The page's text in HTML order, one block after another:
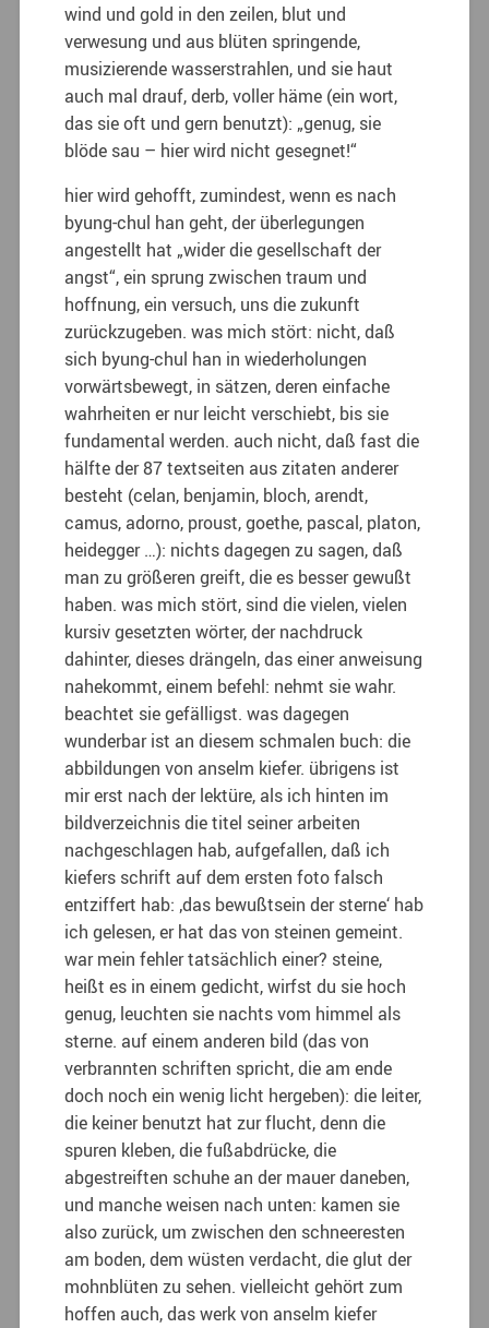
wind und gold in den zeilen, blut und
verwesung und aus blüten springende,
musizierende wasserstrahlen, und sie haut
auch mal drauf, derb, voller häme (ein wort,
das sie oft und gern benutzt): „genug, sie
blöde sau – hier wird nicht gesegnet!“
hier wird gehofft, zumindest, wenn es nach
byung-chul han geht, der überlegungen
angestellt hat „wider die gesellschaft der
angst“, ein sprung zwischen traum und
hoffnung, ein versuch, uns die zukunft
zurückzugeben. was mich stört: nicht, daß
sich byung-chul han in wiederholungen
vorwärtsbewegt, in sätzen, deren einfache
wahrheiten er nur leicht verschiebt, bis sie
fundamental werden. auch nicht, daß fast die
hälfte der 87 textseiten aus zitaten anderer
besteht (celan, benjamin, bloch, arendt,
camus, adorno, proust, goethe, pascal, platon,
heidegger …): nichts dagegen zu sagen, daß
man zu größeren greift, die es besser gewußt
haben. was mich stört, sind die vielen, vielen
kursiv gesetzten wörter, der nachdruck
dahinter, dieses drängeln, das einer anweisung
nahekommt, einem befehl: nehmt sie wahr.
beachtet sie gefälligst. was dagegen
wunderbar ist an diesem schmalen buch: die
abbildungen von anselm kiefer. übrigens ist
mir erst nach der lektüre, als ich hinten im
bildverzeichnis die titel seiner arbeiten
nachgeschlagen hab, aufgefallen, daß ich
kiefers schrift auf dem ersten foto falsch
entziffert hab: ‚das bewußtsein der sterne‘ hab
ich gelesen, er hat das von steinen gemeint.
war mein fehler tatsächlich einer? steine,
heißt es in einem gedicht, wirfst du sie hoch
genug, leuchten sie nachts vom himmel als
sterne. auf einem anderen bild (das von
verbrannten schriften spricht, die am ende
doch noch ein wenig licht hergeben): die leiter,
die keiner benutzt hat zur flucht, denn die
spuren kleben, die fußabdrücke, die
abgestreiften schuhe an der mauer daneben,
und manche weisen nach unten: kamen sie
also zurück, um zwischen den schneeresten
am boden, dem wüsten verdacht, die glut der
mohnblüten zu sehen. vielleicht gehört zum
hoffen auch, das werk von anselm kiefer